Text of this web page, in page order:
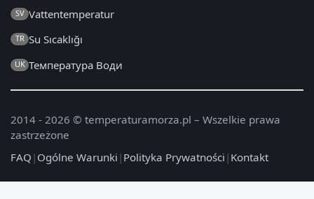
SV Vattentemperatur
TR Su Sıcaklığı
UK Температура Води
2014 - 2026 © temperaturamorza.pl – Wszelkie prawa
zastrzeżone
FAQ | Ogólne Warunki | Polityka Prywatności | Kontakt